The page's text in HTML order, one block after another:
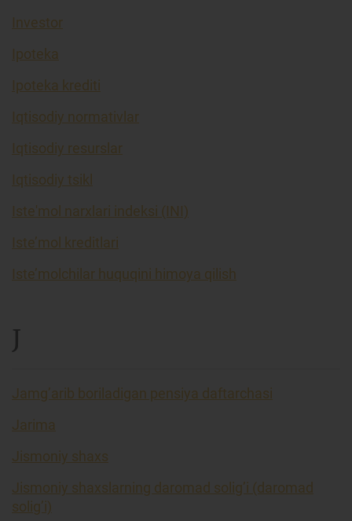
Investor
Ipoteka
Ipoteka krediti
Iqtisodiy normativlar
Iqtisodiy resurslar
Iqtisodiy tsikl
Iste'mol narxlari indeksi (INI)
Iste’mol kreditlari
Iste’molchilar huquqini himoya qilish
J
Jamg’arib boriladigan pensiya daftarchasi
Jarima
Jismoniy shaxs
Jismoniy shaxslarning daromad solig’i (daromad
solig’i)